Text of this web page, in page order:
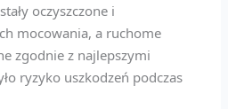
oczyszczone i
mocowania, a ruchome
zgodnie z najlepszymi
ryzyko uszkodzeń podczas